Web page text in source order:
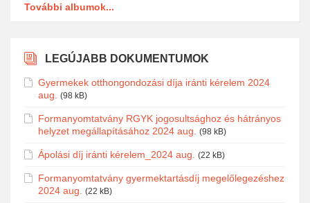
További albumok...
LEGÚJABB DOKUMENTUMOK
Gyermekek otthongondozási díja iránti kérelem 2024
aug.
(98 kB)
Formanyomtatvány RGYK jogosultsághoz és hátrányos
helyzet megállapításához 2024 aug.
(98 kB)
Ápolási díj iránti kérelem_2024 aug. (22 kB)
Formanyomtatvány gyermektartásdíj megelőlegezéshez
2024 aug.
(22 kB)